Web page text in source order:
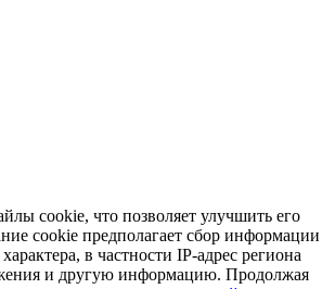
cookie, что позволяет улучшить его
cookie предполагает сбор информации
в частности IP-адрес региона
и другую информацию. Продолжая